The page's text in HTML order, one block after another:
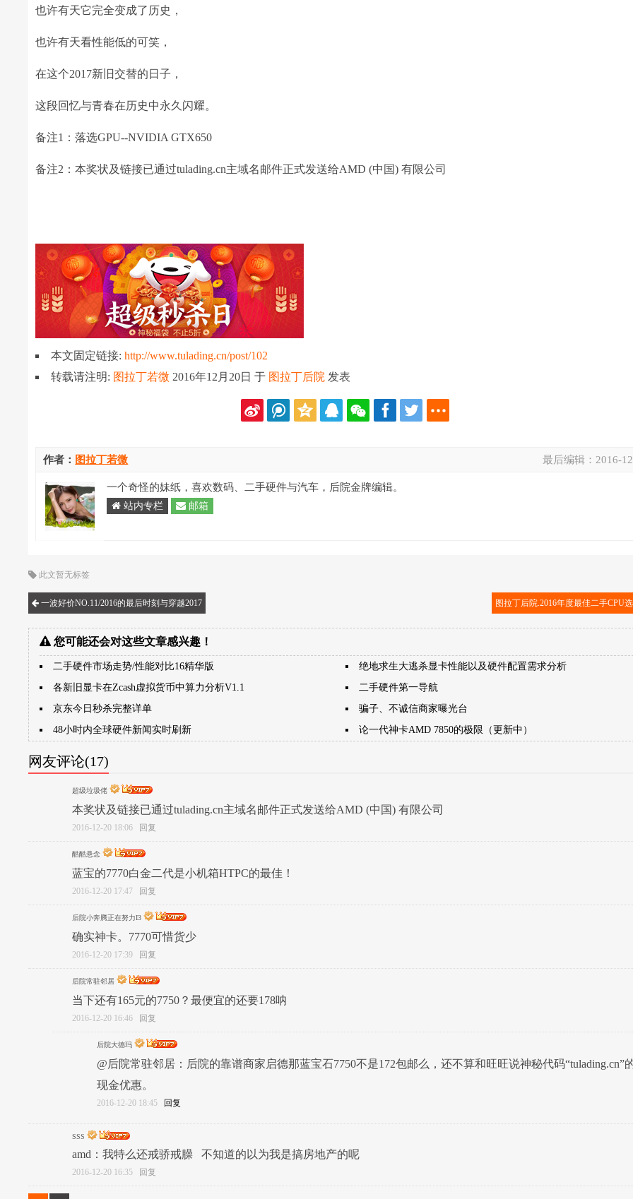
也许有天它完全变成了历史，
也许有天看性能低的可笑，
在这个2017新旧交替的日子，
这段回忆与青春在历史中永久闪耀。
备注1：落选GPU--NVIDIA GTX650
备注2：本奖状及链接已通过tulading.cn主域名邮件正式发送给AMD (中国) 有限公司
本文固定链接:http://www.tulading.cn/post/102
转载请注明: 图拉丁若微 2016年12月20日 于 图拉丁后院 发表
最后编辑： 2016-
作者： 图拉丁若微
一个奇怪的妹纸，喜欢数码、二手硬件与汽车，后院金牌编辑。
站内专栏 邮箱
此文暂无标签
一波好价NO.11/2016的最后时刻与穿越2017 图拉丁后院.2016年度最佳二手CPU
您可能还会对这些文章感兴趣！
二手硬件市场走势/性能对比16精华版
绝地求生大逃杀显卡性能以及硬件配置需求分析
各新旧显卡在Zcash虚拟货币中算力分析V1.1
二手硬件第一导航
京东今日秒杀完整详单
骗子、不诚信商家曝光台
48小时内全球硬件新闻实时刷新
论一代神卡AMD 7850的极限（更新中）
网友评论(17)
超级垃圾佬
本奖状及链接已通过tulading.cn主域名邮件正式发送给AMD (中国) 有限公司
2016-12-20 18:06 回复
酷酷悬念
蓝宝的7770白金二代是小机箱HTPC的最佳！
2016-12-20 17:47 回复
后院小奔腾正在努力I3
确实神卡。7770可惜货少
2016-12-20 17:39 回复
后院常驻邻居
当下还有165元的7750？最便宜的还要178呐
2016-12-20 16:46 回复
后院大德玛
@后院常驻邻居：后院的靠谱商家启德那蓝宝石7750不是172包邮么，还不算和旺旺说神秘代码“tulading.cn”
现金优惠。
2016-12-20 18:45 回复
SSS
amd：我特么还戒骄戒臊 不知道的以为我是搞房地产的呢
2016-12-20 16:35 回复